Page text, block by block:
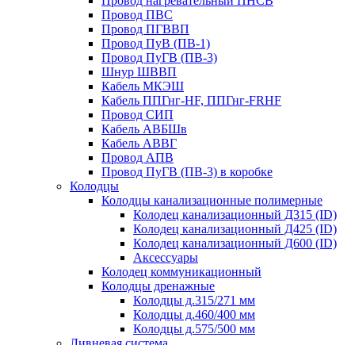
Провод ПВС
Провод ПГВВП
Провод ПуВ (ПВ-1)
Провод ПуГВ (ПВ-3)
Шнур ШВВП
Кабель МКЭШ
Кабель ППГнг-HF, ППГнг-FRHF
Провод СИП
Кабель АВБШв
Кабель АВВГ
Провод АПВ
Провод ПуГВ (ПВ-3) в коробке
Колодцы
Колодцы канализационные полимерные
Колодец канализационный Д315 (ID)
Колодец канализационный Д425 (ID)
Колодец канализационный Д600 (ID)
Аксессуары
Колодец коммуникационный
Колодцы дренажные
Колодцы д.315/271 мм
Колодцы д.460/400 мм
Колодцы д.575/500 мм